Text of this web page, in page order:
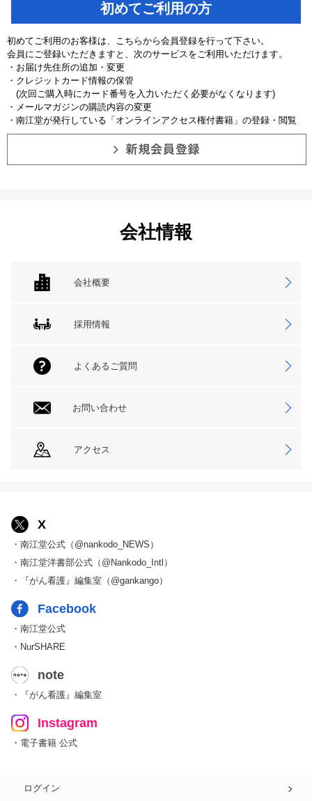
初めてご利用の方
初めてご利用のお客様は、こちらから会員登録を行って下さい。
会員にご登録いただきますと、次のサービスをご利用いただけます。
・お届け先住所の追加・変更
・クレジットカード情報の保管
(次回ご購入時にカード番号を入力いただく必要がなくなります)
・メールマガジンの購読内容の変更
・南江堂が発行している「オンラインアクセス権付書籍」の登録・閲覧
会社情報
会社概要
採用情報
よくあるご質問
お問い合わせ
アクセス
X
・南江堂公式（@nankodo_NEWS）
・南江堂洋書部公式（@Nankodo_Intl）
・『がん看護』編集室（@gankango）
Facebook
・南江堂公式
・NurSHARE
note
・『がん看護』編集室
Instagram
・電子書籍 公式
ログイン